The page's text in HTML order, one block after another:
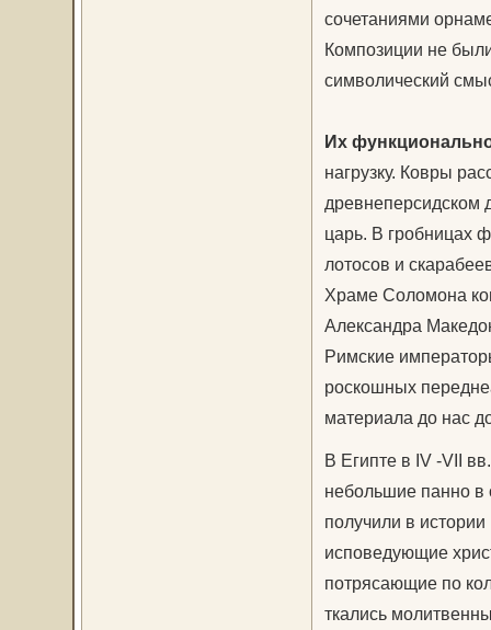
сочетаниями
Композиции не
символический
Их
нагрузку. Ковры
древнеперсидском
царь. В гробницах
лотосов и
Храме Соломона
Александра
Римские
роскошных
материала до нас
В Египте в IV -VII
небольшие панно в
получили в истории
исповедующие
потрясающие по
ткались